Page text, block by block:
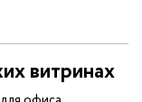
витринах